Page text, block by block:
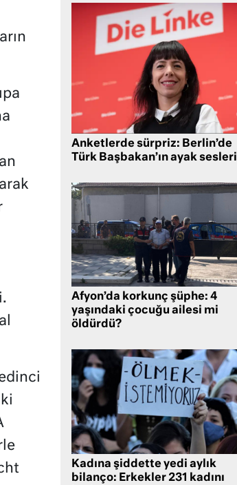
Anketlerde sürpriz: Berlin’de
Türk Başbakan’ın ayak sesleri
Afyon’da korkunç şüphe: 4
yaşındaki çocuğu ailesi mi
öldürdü?
Kadına şiddette yedi aylık
bilanço: Erkekler 231 kadını